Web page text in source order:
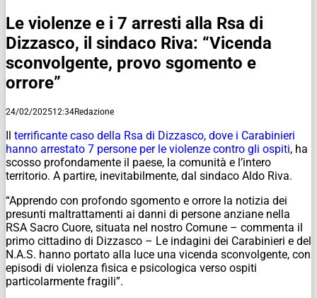
Le violenze e i 7 arresti alla Rsa di
Dizzasco, il sindaco Riva: “Vicenda
sconvolgente, provo sgomento e
orrore”
24/02/202512:34Redazione
Il terrificante caso della Rsa di Dizzasco, dove i Carabinieri
hanno arrestato 7 persone per le violenze contro gli ospiti, ha
scosso profondamente il paese, la comunità e l’intero
territorio. A partire, inevitabilmente, dal sindaco Aldo Riva.
“Apprendo con profondo sgomento e orrore la notizia dei
presunti maltrattamenti ai danni di persone anziane nella
RSA Sacro Cuore, situata nel nostro Comune – commenta il
primo cittadino di Dizzasco – Le indagini dei Carabinieri e del
N.A.S. hanno portato alla luce una vicenda sconvolgente, con
episodi di violenza fisica e psicologica verso ospiti
particolarmente fragili”.